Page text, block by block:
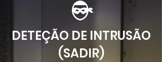
DETEÇÃO DE INTRUSÃO
(SADIR)